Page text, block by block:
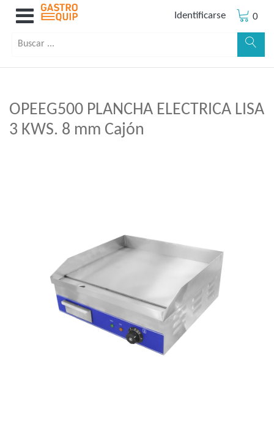
Identificarse 0
OPEEG500 PLANCHA ELECTRICA LISA
3 KWS. 8 mm Cajón